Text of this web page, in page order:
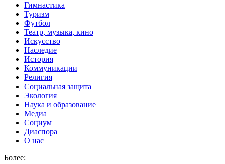
Гимнастика
Туризм
Футбол
Театр, музыка, кино
Искусство
Наследие
История
Коммуникации
Религия
Социальная защита
Экология
Наука и образование
Медиа
Социум
Диаспора
О нас
Более: